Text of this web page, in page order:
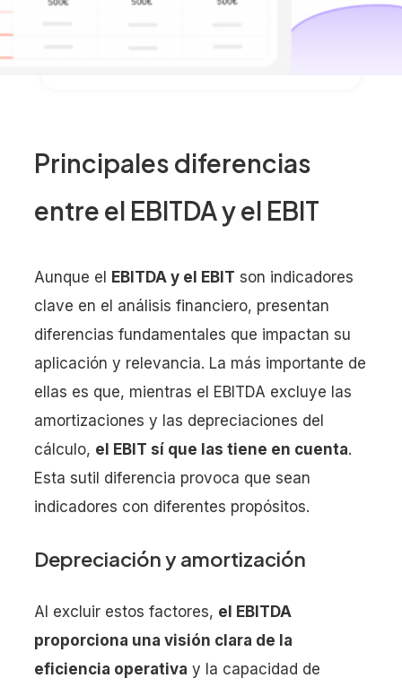
Principales diferencias
entre el EBITDA y el EBIT
Aunque el EBITDA y el EBIT son indicadores
clave en el análisis financiero, presentan
diferencias fundamentales que impactan su
aplicación y relevancia. La más importante de
ellas es que, mientras el EBITDA excluye las
amortizaciones y las depreciaciones del
cálculo, el EBIT sí que las tiene en cuenta.
Esta sutil diferencia provoca que sean
indicadores con diferentes propósitos.
Depreciación y amortización
Al excluir estos factores, el EBITDA
proporciona una visión clara de la
eficiencia operativa y la capacidad de